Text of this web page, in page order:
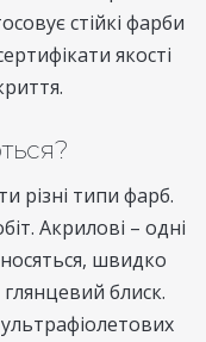
стійкі фарби
якості
різні типи фарб.
Акрилові – одні
швидко
блиск.